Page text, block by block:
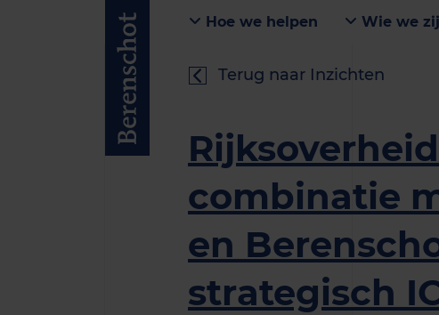
Hoe we helpen Wie we
Terug naar Inzichten
combinatie
en
strategisch